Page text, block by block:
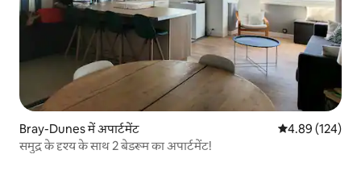
Bray-Dunes में अपार्टमेंट औसत रेटिंग 5 में से
4.89 (124)
समुद्र के दृश्य के साथ 2 बेडरूम का अपार्टमेंट!